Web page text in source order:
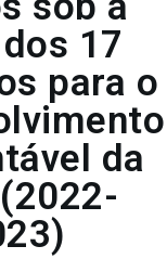
17
para o
da